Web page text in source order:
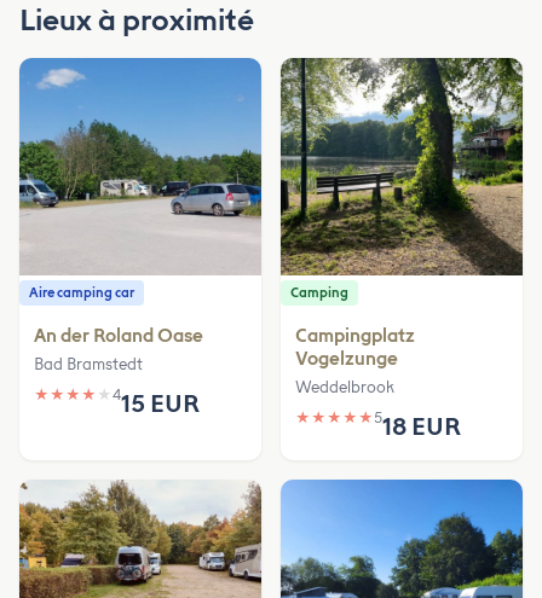
Lieux à proximité
Aire camping car
An der Roland Oase
Bad Bramstedt
★ ★ ★ ★ ★ 415 EUR
Camping
Campingplatz
Vogelzunge
Weddelbrook
★ ★ ★ ★ ★518 EUR